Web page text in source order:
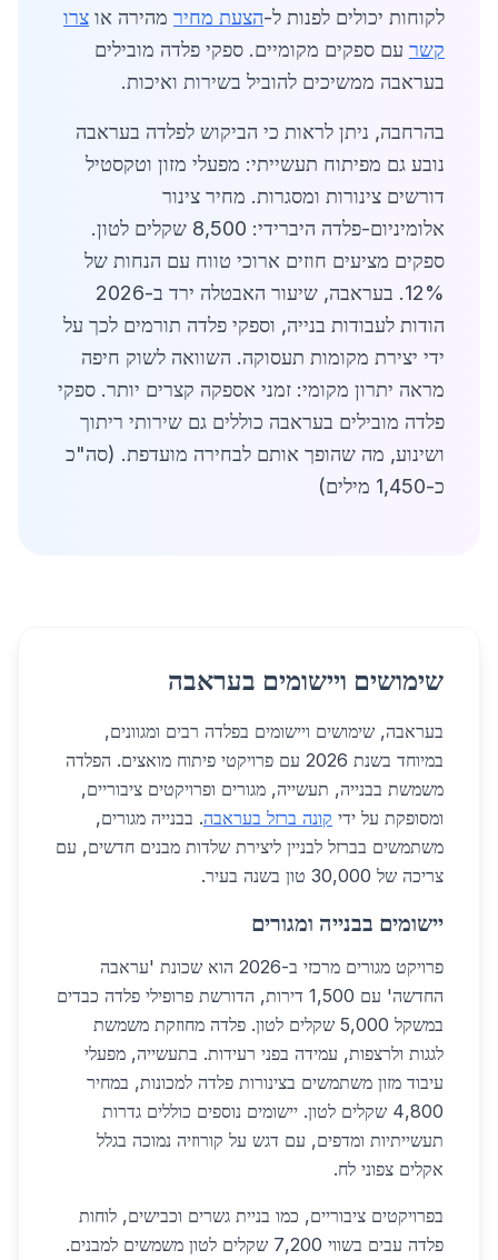
לקוחות יכולים לפנות ל-הצעת מחיר מהירה או צרו
קשר עם ספקים מקומיים. ספקי פלדה מובילים
בעראבה ממשיכים להוביל בשירות ואיכות.
בהרחבה, ניתן לראות כי הביקוש לפלדה בעראבה
נובע גם מפיתוח תעשייתי: מפעלי מזון וטקסטיל
דורשים צינורות ומסגרות. מחיר צינור
אלומיניום-פלדה היברידי: 8,500 שקלים לטון.
ספקים מציעים חוזים ארוכי טווח עם הנחות של
12%. בעראבה, שיעור האבטלה ירד ב-2026
הודות לעבודות בנייה, וספקי פלדה תורמים לכך על
ידי יצירת מקומות תעסוקה. השוואה לשוק חיפה
מראה יתרון מקומי: זמני אספקה קצרים יותר. ספקי
פלדה מובילים בעראבה כוללים גם שירותי ריתוך
ושינוע, מה שהופך אותם לבחירה מועדפת. (סה"כ
כ-1,450 מילים)
שימושים ויישומים בעראבה
בעראבה, שימושים ויישומים בפלדה רבים ומגוונים,
במיוחד בשנת 2026 עם פרויקטי פיתוח מואצים. הפלדה
משמשת בבנייה, תעשייה, מגורים ופרויקטים ציבוריים,
ומסופקת על ידי קונה ברזל בעראבה. בבנייה מגורים,
משתמשים בברזל לבניין ליצירת שלדות מבנים חדשים, עם
צריכה של 30,000 טון בשנה בעיר.
יישומים בבנייה ומגורים
פרויקט מגורים מרכזי ב-2026 הוא שכונת 'עראבה
החדשה' עם 1,500 דירות, הדורשת פרופילי פלדה כבדים
במשקל 5,000 שקלים לטון. פלדה מחוזקת משמשת
לגגות ולרצפות, עמידה בפני רעידות. בתעשייה, מפעלי
עיבוד מזון משתמשים בצינורות פלדה למכונות, במחיר
4,800 שקלים לטון. יישומים נוספים כוללים גדרות
תעשייתיות ומדפים, עם דגש על קורוזיה נמוכה בגלל
אקלים צפוני לח.
בפרויקטים ציבוריים, כמו בניית גשרים וכבישים, לוחות
פלדה עבים בשווי 7,200 שקלים לטון משמשים למבנים.